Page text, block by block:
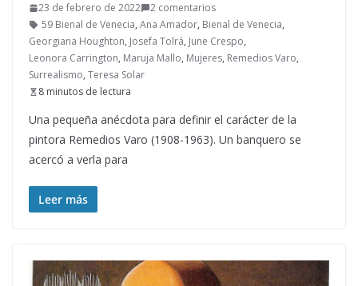
23 de febrero de 2022
2 comentarios
59 Bienal de Venecia, Ana Amador, Bienal de Venecia,
Georgiana Houghton, Josefa Tolrá, June Crespo,
Leonora Carrington, Maruja Mallo, Mujeres, Remedios Varo,
Surrealismo, Teresa Solar
8 minutos de lectura
Una pequeña anécdota para definir el carácter de la
pintora Remedios Varo (1908-1963). Un banquero se
acercó a verla para
Leer más